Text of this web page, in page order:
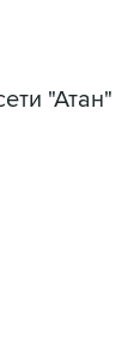
"Атан"